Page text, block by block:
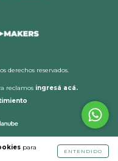
para
ENTENDIDO
derechos reservados.
reclamos ingresá acá.